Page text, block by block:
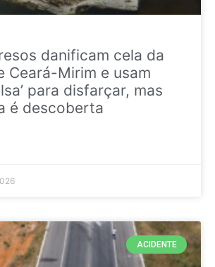
danificam cela da
Ceará-Mirim e usam
para disfarçar, mas
é descoberta
ACIDENTE